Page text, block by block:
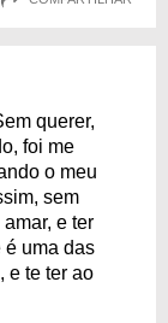
querer,
foi me
o meu
sem
e ter
é uma das
e te ter ao